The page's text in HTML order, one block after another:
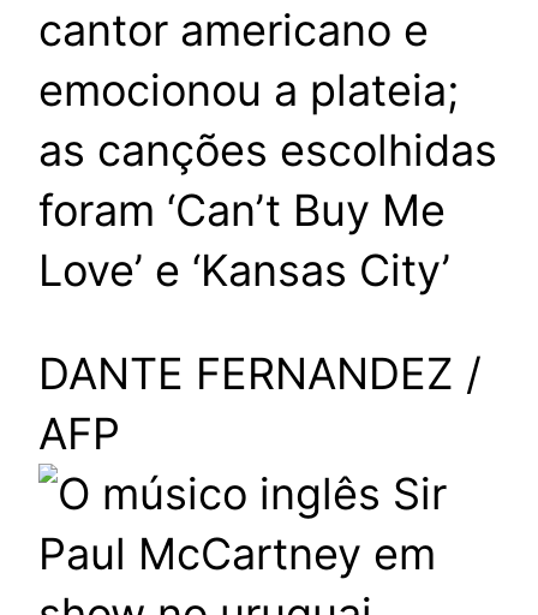
cantor americano e
emocionou a plateia;
as canções escolhidas
foram ‘Can’t Buy Me
Love’ e ‘Kansas City’
DANTE FERNANDEZ /
AFP